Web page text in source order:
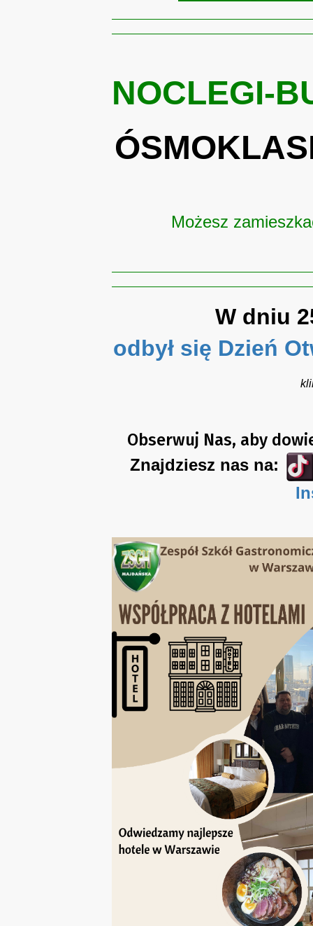
NOCLEGI-
Możesz
W dniu
odbył się Dzień
Obserwuj Nas, aby
Znajdziesz nas na: